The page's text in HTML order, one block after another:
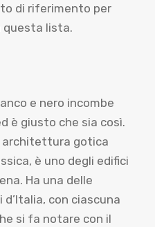
di riferimento per
questa lista.
e nero incombe
è giusto che sia così.
architettura gotica
è uno degli edifici
Ha una delle
con ciascuna
si fa notare con il